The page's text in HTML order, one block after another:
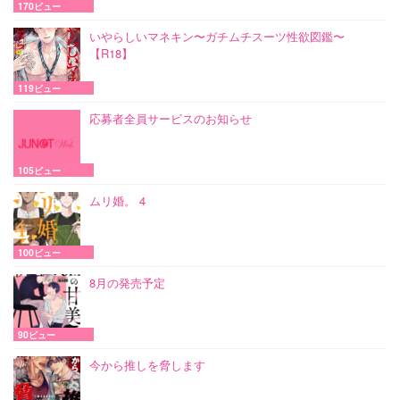
170ビュー
いやらしいマネキン〜ガチムチスーツ性欲図鑑〜
【R18】
119ビュー
応募者全員サービスのお知らせ
105ビュー
ムリ婚。 4
100ビュー
8月の発売予定
90ビュー
今から推しを脅します